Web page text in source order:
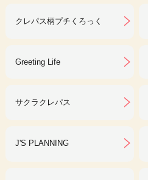
クレパス柄プチくろっく
Greeting Life
サクラクレパス
J'S PLANNING